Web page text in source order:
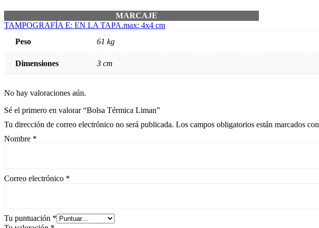
MARCAJE
TAMPOGRAFÍA E: EN LA TAPA.max: 4x4 cm
Peso
61 kg
Dimensiones 3 cm
No hay valoraciones aún.
Sé el primero en valorar “Bolsa Térmica Liman”
Tu dirección de correo electrónico no será publicada. Los campos obligatorios están marcados con
Tu puntuación *
Nombre *
Correo electrónico *